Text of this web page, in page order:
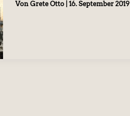
Von Grete Otto 16. September 2019